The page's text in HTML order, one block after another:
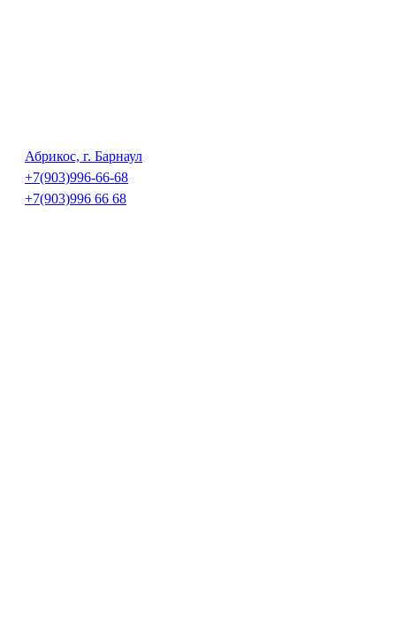
Абрикос, г. Барнаул
+7(903)996-66-68
+7(903)996 66 68